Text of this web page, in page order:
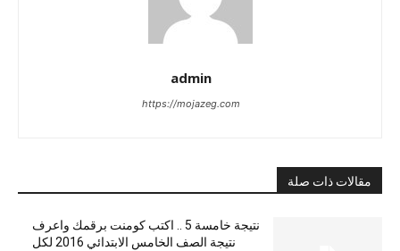
admin
https://mojazeg.com
مقالات ذات صلة
نتيجة خامسة 5 .. اكتب كومنت برقمك واعرف
نتيجة الصف الخامس الابتدائي 2016 لكل